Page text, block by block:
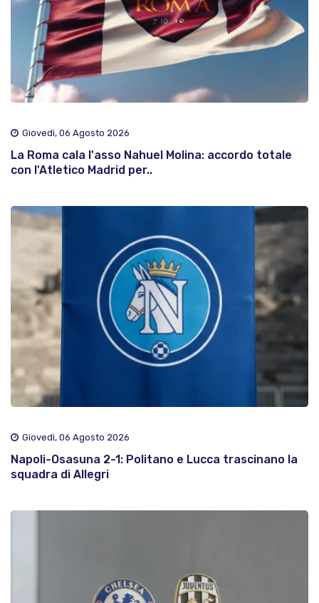
Giovedì, 06 Agosto 2026
La Roma cala l'asso Nahuel Molina: accordo totale
con l'Atletico Madrid per..
Giovedì, 06 Agosto 2026
Napoli-Osasuna 2-1: Politano e Lucca trascinano la
squadra di Allegri